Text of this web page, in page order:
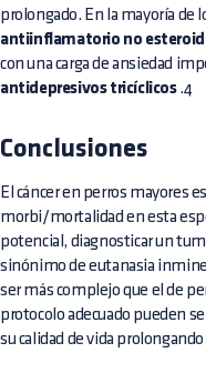
prolongado. En la mayoría de
antiinflamatorio no
con una carga de ansiedad
antidepresivos tricíclicos.4
Conclusiones
El cáncer en perros mayores
morbi/mortalidad en esta
potencial, diagnosticar un
sinónimo de eutanasia
ser más complejo que el de
protocolo adecuado pueden
su calidad de vida